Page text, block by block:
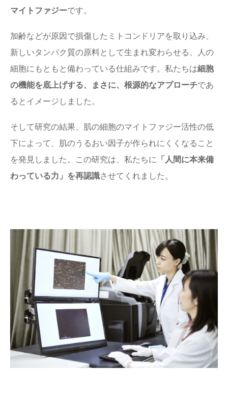
マイトファジーです。
加齢などが原因で損傷したミトコンドリアを取り込み、
新しいタンパク質の原料として生まれ変わらせる、人の
細胞にもともと備わっている仕組みです。 私たちは細胞
の機能を底上げする、まさに、根源的なアプローチであ
るとイメージしました。
そして研究の結果、肌の細胞のマイトファジー活性の低
下によって、肌のうるおい因子が作られにくくなること
を発見しました。この研究は、私たちに 「人間に本来備
わっている力」を再認識させてくれました。